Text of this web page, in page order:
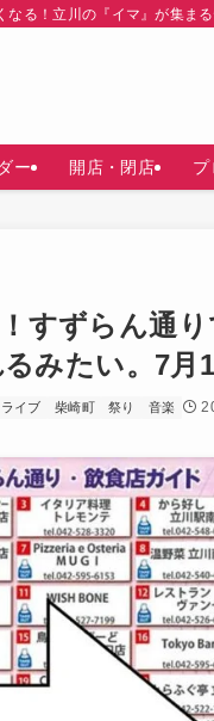
る！立川の『イマ』が集ま
ー 開店・閉店 プ
すずらん通
みたい。7月
ライブ 柴崎町 祭り 音楽